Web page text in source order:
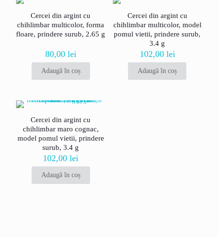
marcate cu*
Evaluarea ta*
Email*
Cercei din argint cu
chihlimbar multicolor, forma
floare, prindere surub, 2.65 g
80,00 lei
Adaugă în coș
Cercei din argint cu
chihlimbar multicolor, model
pomul vietii, prindere surub,
3.4 g
102,00 lei
Adaugă în coș
Cercei din argint cu
chihlimbar maro cognac,
model pomul vietii, prindere
surub, 3.4 g
102,00lei
Adaugă în coș